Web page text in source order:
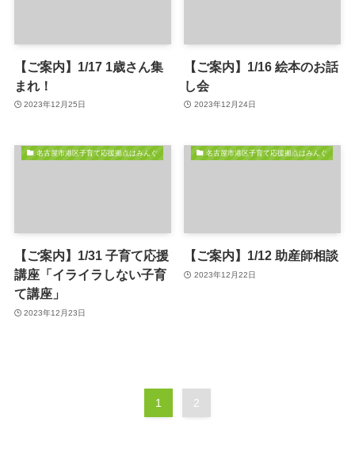
【ご案内】1/17 1歳さん集
まれ！
2023年12月25日
【ご案内】1/16 絵本のお話
し会
2023年12月24日
名古屋市港区子育て応援拠点はみんぐ
【ご案内】1/31 子育て応援
講座「イライラしない子育
て講座」
2023年12月23日
名古屋市港区子育て応援拠点はみんぐ
【ご案内】1/12 助産師相談
2023年12月22日
1 2